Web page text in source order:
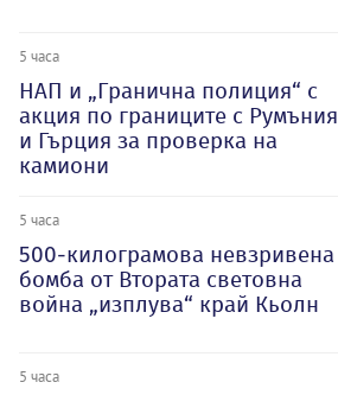
5 часа
НАП и „Гранична полиция“ с
акция по границите с Румъния
и Гърция за проверка на
камиони
5 часа
500-килограмова невзривена
бомба от Втората световна
война „изплува“ край Кьолн
5 часа